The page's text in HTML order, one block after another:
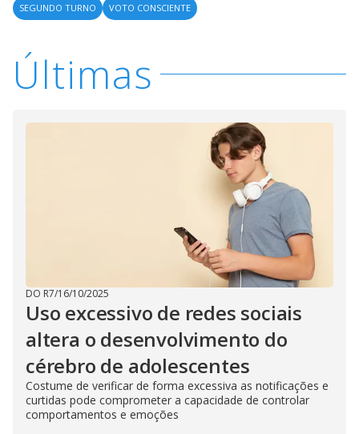
SEGUNDO TURNO
VOTO CONSCIENTE
Últimas
DO R7/16/10/2025
Uso excessivo de redes sociais
altera o desenvolvimento do
cérebro de adolescentes
Costume de verificar de forma excessiva as notificações e
curtidas pode comprometer a capacidade de controlar
comportamentos e emoções